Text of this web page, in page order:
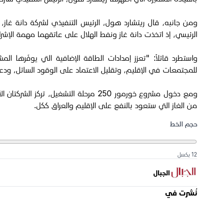
الرئيسي، إذ اتخذت دانة غاز ونفط الهلال على عاتقهما مهمة
واستطرد قائلاً: "تعزز إمدادات الطاقة الإضافية التي يوفّرها
للمجتمعات في الإقليم، وتقليل الاعتماد على الوقود السائل،
ومع دخول مشروع خورمور 250 مرحلة
من الغاز التي ستعود بالنفع على الإقليم والعراق ككل.
حجم الخط
12 بكسل
الجبال
نُشرت في